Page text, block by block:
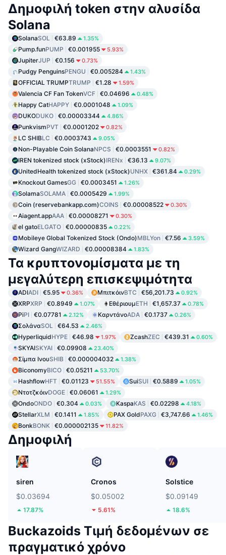
Δημοφιλή token στην αλυσίδα
Solana
SolanaSOL €63.89 1.35%
Pump.funPUMP €0.001955 5.93%
JupiterJUP €0.156 0.73%
Pudgy PenguinsPENGU €0.005284 1.43%
OFFICIAL TRUMPTRUMP €1.28 1.59%
Valencia CF Fan TokenVCF €0.04696 0.48%
Happy CatHAPPY €0.0001048 1.09%
DUKODUKO €0.00003344 4.86%
PunkvismPVT €0.0001202 0.82%
LC SHIBLC €0.0003743 9.05%
Non-Playable Coin SolanaNPCS €0.0003551 0.82%
IREN tokenized stock (xStock)IRENx €36.13 9.07%
UnitedHealth tokenized stock (xStock)UNHX €361.84 0.29%
Knockout GamesGG €0.0003451 1.26%
SolamaSOLAMA €0.0005429 1.99%
Coin (reservebankapp.com)COINS €0.00008522 0.30%
Aiagent.appAAA €0.00008271 0.30%
el gatoELGATO €0.00000835 0.22%
Mobileye Global Tokenized Stock (Ondo)MBLYon €7.56 3.59%
Wizard GangWIZARD €0.00008384 1.83%
Τα κρυπτονομίσματα με τη
μεγαλύτερη επισκεψιμότητα
ADIADI €5.95 0.36% ΜπιτκόινBTC €56,201.73 0.92%
XRPXRP €0.8949 1.07% ΕθέριουμETH €1,657.37 0.78%
PiPI €0.07781 2.12% ΚαρντάνοADA €0.1737 0.26%
ΣολάναSOL €64.53 2.46%
HyperliquidHYPE €46.98 1.97% ZcashZEC €439.31 0.60%
SKYAISKYAI €0.09908 23.40%
Σίμπα ΙνουSHIB €0.000004032 1.38%
BiconomyBICO €0.05211 53.70%
HashflowHFT €0.01123 51.55% SuiSUI €0.5889 1.05%
ΝτοτζκόινDOGE €0.06061 1.29%
OndoONDO €0.304 0.03% KaspaKAS €0.02298 4.18%
StellarXLM €0.1411 1.85% PAX GoldPAXG €3,747.66 1.46%
BonkBONK €0.000002135 11.82%
Δημοφιλή
siren
$0.03694
17.87%
Cronos
$0.05002
5.61%
Solstice
$0.09149
18.6%
Buckazoids Τιμή δεδομένων σε
πραγματικό χρόνο